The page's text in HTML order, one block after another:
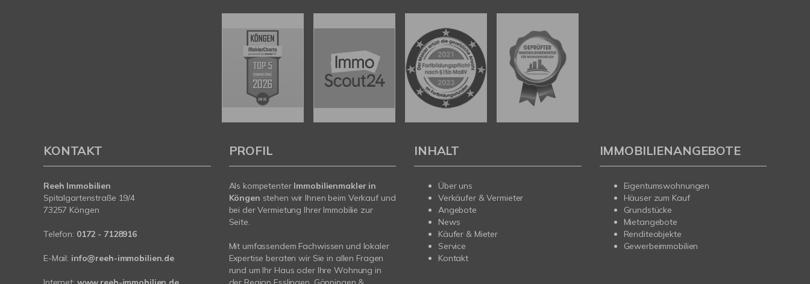
KONTAKT
Reeh Immobilien
Spitalgartenstraße 19/4
73257 Köngen
Telefon: 0172 - 7128916
E-Mail: info@reeh-immobilien.de
PROFIL
Als kompetenter Immobilienmakler in
Köngen stehen wir Ihnen beim Verkauf und
bei der Vermietung Ihrer Immobilie zur
Seite.
Mit umfassendem Fachwissen und lokaler
Expertise beraten wir Sie in allen Fragen
rund um Ihr Haus oder Ihre Wohnung in
INHALT
Über uns
Verkäufer & Vermieter
Angebote
News
Käufer & Mieter
Service
Kontakt
IMMOBILIENANGEBOTE
Eigentumswohnungen
Häuser zum Kauf
Grundstücke
Mietangebote
Renditeobjekte
Gewerbeimmobilien